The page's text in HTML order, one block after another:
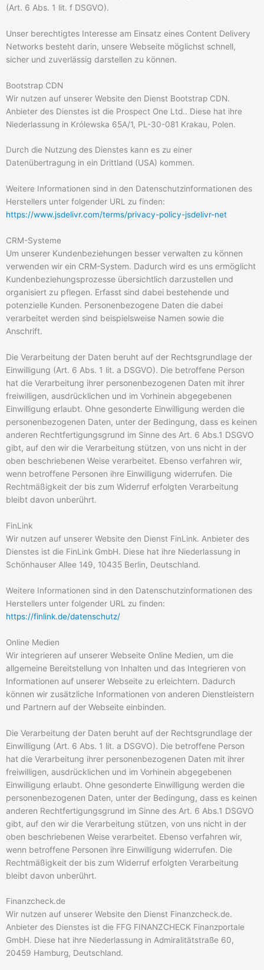
(Art. 6 Abs. 1 lit. f DSGVO).
Unser berechtigtes Interesse am Einsatz eines Content Delivery
Networks besteht darin, unsere Webseite möglichst schnell,
sicher und zuverlässig darstellen zu können.
Bootstrap CDN
Wir nutzen auf unserer Website den Dienst Bootstrap CDN.
Anbieter des Dienstes ist die Prospect One Ltd.. Diese hat ihre
Niederlassung in Królewska 65A/1, PL-30-081 Krakau, Polen.
Durch die Nutzung des Dienstes kann es zu einer
Datenübertragung in ein Drittland (USA) kommen.
Weitere Informationen sind in den Datenschutzinformationen des
Herstellers unter folgender URL zu finden:
https://www.jsdelivr.com/terms/privacy-policy-jsdelivr-net
CRM-Systeme
Um unserer Kundenbeziehungen besser verwalten zu können
verwenden wir ein CRM-System. Dadurch wird es uns ermöglicht
Kundenbeziehungsprozesse übersichtlich darzustellen und
organisiert zu pflegen. Erfasst sind dabei bestehende und
potenzielle Kunden. Personenbezogene Daten die dabei
verarbeitet werden sind beispielsweise Namen sowie die
Anschrift.
Die Verarbeitung der Daten beruht auf der Rechtsgrundlage der
Einwilligung (Art. 6 Abs. 1 lit. a DSGVO). Die betroffene Person
hat die Verarbeitung ihrer personenbezogenen Daten mit ihrer
freiwilligen, ausdrücklichen und im Vorhinein abgegebenen
Einwilligung erlaubt. Ohne gesonderte Einwilligung werden die
personenbezogenen Daten, unter der Bedingung, dass es keinen
anderen Rechtfertigungsgrund im Sinne des Art. 6 Abs.1 DSGVO
gibt, auf den wir die Verarbeitung stützen, von uns nicht in der
oben beschriebenen Weise verarbeitet. Ebenso verfahren wir,
wenn betroffene Personen ihre Einwilligung widerrufen. Die
Rechtmäßigkeit der bis zum Widerruf erfolgten Verarbeitung
bleibt davon unberührt.
FinLink
Wir nutzen auf unserer Website den Dienst FinLink. Anbieter des
Dienstes ist die FinLink GmbH. Diese hat ihre Niederlassung in
Schönhauser Allee 149, 10435 Berlin, Deutschland.
Weitere Informationen sind in den Datenschutzinformationen des
Herstellers unter folgender URL zu finden:
https://finlink.de/datenschutz/
Online Medien
Wir integrieren auf unserer Webseite Online Medien, um die
allgemeine Bereitstellung von Inhalten und das Integrieren von
Informationen auf unserer Webseite zu erleichtern. Dadurch
können wir zusätzliche Informationen von anderen Dienstleistern
und Partnern auf der Webseite einbinden.
Die Verarbeitung der Daten beruht auf der Rechtsgrundlage der
Einwilligung (Art. 6 Abs. 1 lit. a DSGVO). Die betroffene Person
hat die Verarbeitung ihrer personenbezogenen Daten mit ihrer
freiwilligen, ausdrücklichen und im Vorhinein abgegebenen
Einwilligung erlaubt. Ohne gesonderte Einwilligung werden die
personenbezogenen Daten, unter der Bedingung, dass es keinen
anderen Rechtfertigungsgrund im Sinne des Art. 6 Abs.1 DSGVO
gibt, auf den wir die Verarbeitung stützen, von uns nicht in der
oben beschriebenen Weise verarbeitet. Ebenso verfahren wir,
wenn betroffene Personen ihre Einwilligung widerrufen. Die
Rechtmäßigkeit der bis zum Widerruf erfolgten Verarbeitung
bleibt davon unberührt.
Finanzcheck.de
Wir nutzen auf unserer Website den Dienst Finanzcheck.de.
Anbieter des Dienstes ist die FFG FINANZCHECK Finanzportale
GmbH. Diese hat ihre Niederlassung in Admiralitätstraße 60,
20459 Hamburg, Deutschland.